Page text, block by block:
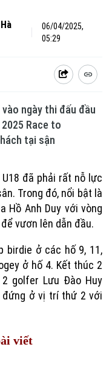
06/04/2025,
05:29
ngày thi đấu đầu
Race to
tại sận
đã phải rất nỗ lực
Trong đó, nổi bật là
Hồ Anh Duy với vòng
vươn lên dẫn đầu.
birdie ở các hố 9, 11,
ở hố 4. Kết thúc 2
golfer Lưu Đào Huy
đứng ở vị trí thứ 2 với
viết